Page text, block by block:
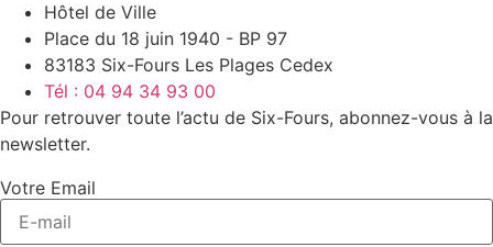
Hôtel de Ville
Place du 18 juin 1940 - BP 97
83183 Six-Fours Les Plages Cedex
Tél : 04 94 34 93 00
Pour retrouver toute l’actu de Six-Fours, abonnez-vous à la
newsletter.
Votre Email